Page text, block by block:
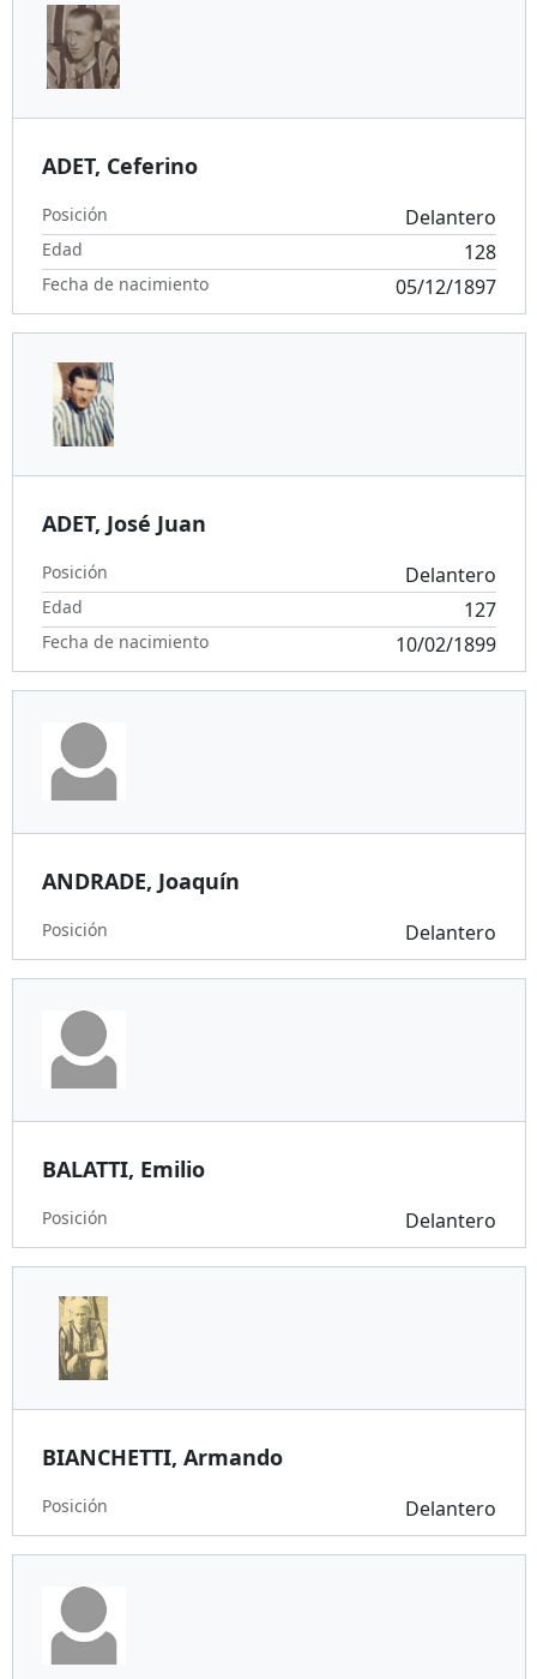
ADET, Ceferino
Posición Delantero
Edad 128
Fecha de nacimiento 05/12/1897
ADET, José Juan
Posición Delantero
Edad 127
Fecha de nacimiento 10/02/1899
ANDRADE, Joaquín
Posición Delantero
BALATTI, Emilio
Posición Delantero
BIANCHETTI, Armando
Posición Delantero